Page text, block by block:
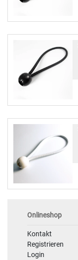
Onlineshop
Kontakt
Registrieren
Login